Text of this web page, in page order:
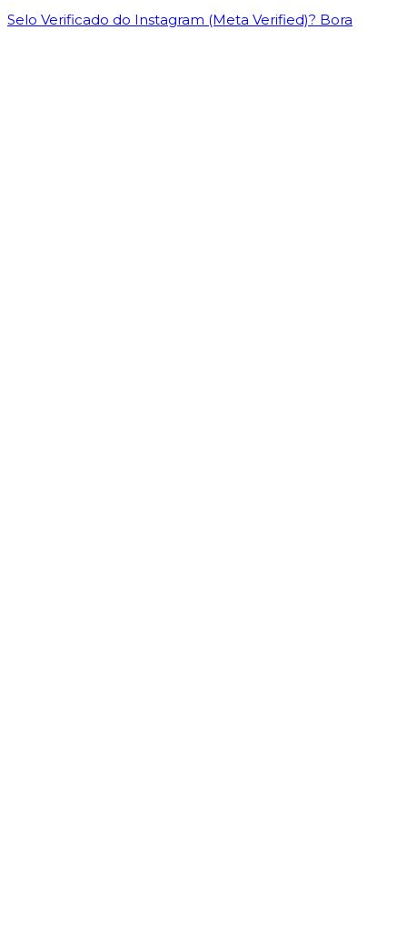
Selo Verificado do Instagram (Meta Verified)? Bora